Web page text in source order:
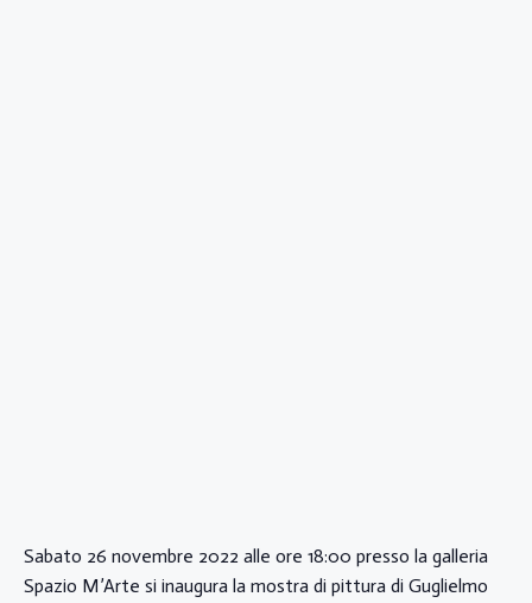
Sabato 26 novembre 2022 alle ore 18:00 presso la galleria
Spazio M’Arte si inaugura la mostra di pittura di Guglielmo